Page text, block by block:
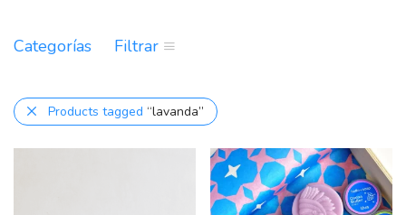
Categorías Filtrar
Products tagged “lavanda”